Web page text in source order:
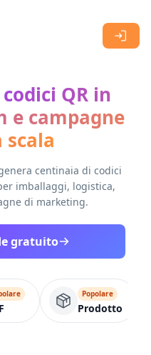
QR in
e campagne
scala
centinaia di codici
imballaggi, logistica,
di marketing.
gratuito
Popolare
Prodotto